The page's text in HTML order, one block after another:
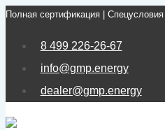
Перейти
Полная сертификация |
8 499 226-26-67
info@gmp.energy
dealer@gmp.energy